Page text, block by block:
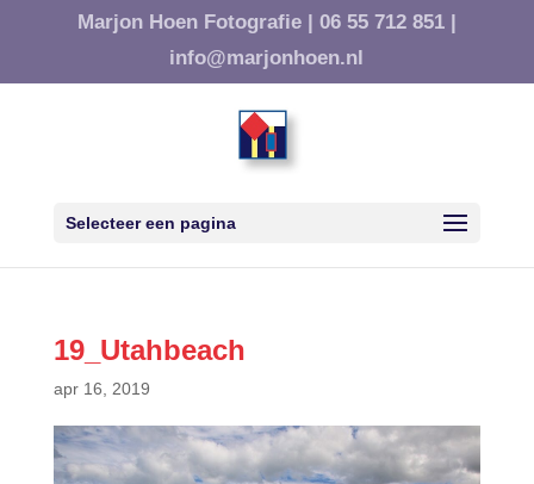
Marjon Hoen Fotografie | 06 55 712 851 |
info@marjonhoen.nl
Selecteer een pagina
19_Utahbeach
apr 16, 2019